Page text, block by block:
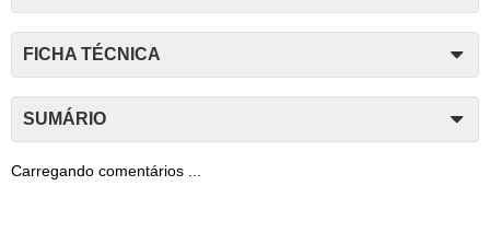
FICHA TÉCNICA
SUMÁRIO
Carregando comentários ...